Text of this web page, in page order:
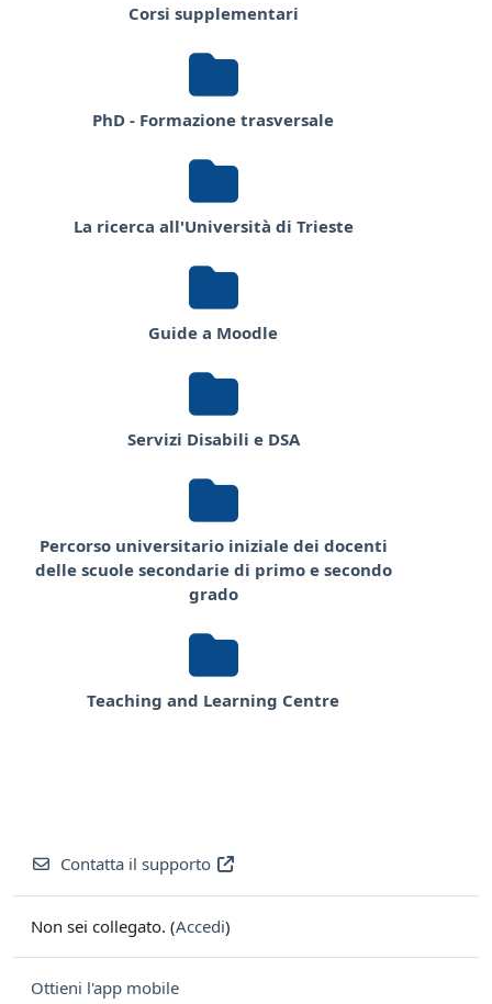
Corsi supplementari
PhD - Formazione trasversale
La ricerca all'Università di Trieste
Guide a Moodle
Servizi Disabili e DSA
Percorso universitario iniziale dei docenti
delle scuole secondarie di primo e secondo
grado
Teaching and Learning Centre
Contatta il supporto
Non sei collegato. (Accedi)
Ottieni l'app mobile